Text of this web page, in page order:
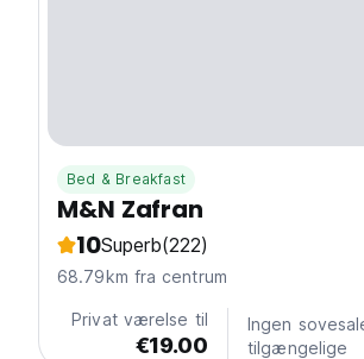
Bed & Breakfast
M&N Zafran
10Superb(222)
68.79km fra centrum
Privat værelse til
€19.00
Ingen
tilgængelige